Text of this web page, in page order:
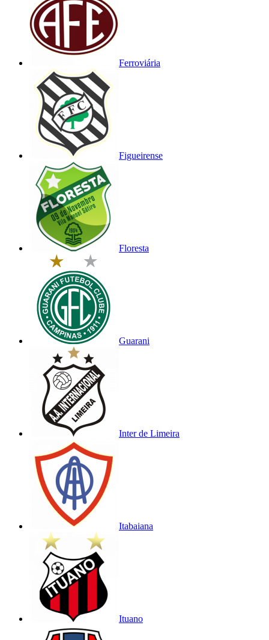
Ferroviária
Figueirense
Floresta
Guarani
Inter de Limeira
Itabaiana
Ituano